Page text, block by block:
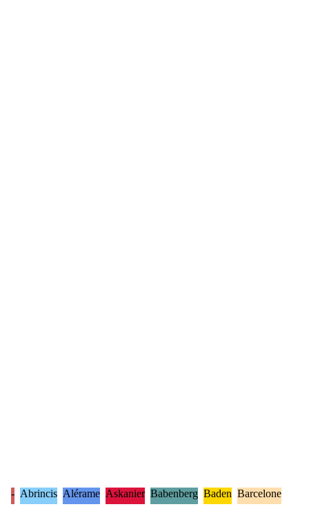
- Abrincis Alérame Askanier Babenberg Baden Barcelone